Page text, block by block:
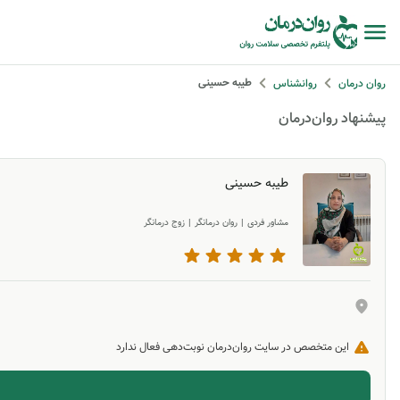
روان درمان روانشناس طیبه حسینی
پیشنهاد روان‌درمان
طیبه حسینی
مشاور فردی | روان درمانگر | زوج درمانگر
این متخصص در سایت روان‌درمان نوبت‌دهی فعال ندارد